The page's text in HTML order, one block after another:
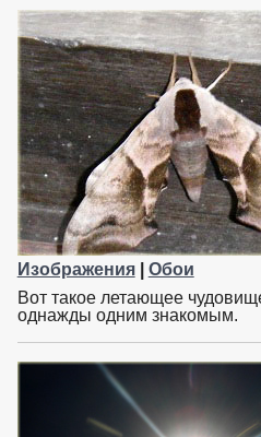
Изображения| Обои
Вот такое летающее
однажды одним знакомым.